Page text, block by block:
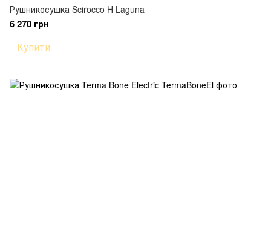
Рушникосушка Scirocco H Laguna
6 270 грн
Купити